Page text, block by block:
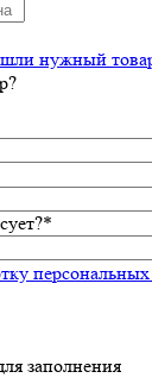
нужный
*
заполнения